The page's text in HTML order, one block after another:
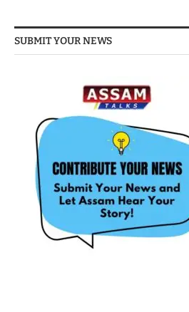
SUBMIT YOUR NEWS